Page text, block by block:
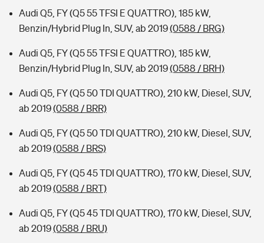
Audi Q5, FY (Q5 55 TFSI E QUATTRO), 185 kW,
Benzin/Hybrid Plug In, SUV, ab 2019(0588 / BRG)
Audi Q5, FY (Q5 55 TFSI E QUATTRO), 185 kW,
Benzin/Hybrid Plug In, SUV, ab 2019(0588 / BRH)
Audi Q5, FY (Q5 50 TDI QUATTRO), 210 kW, Diesel, SUV,
ab 2019(0588 / BRR)
Audi Q5, FY (Q5 50 TDI QUATTRO), 210 kW, Diesel, SUV,
ab 2019(0588 / BRS)
Audi Q5, FY (Q5 45 TDI QUATTRO), 170 kW, Diesel, SUV,
ab 2019(0588 / BRT)
Audi Q5, FY (Q5 45 TDI QUATTRO), 170 kW, Diesel, SUV,
ab 2019(0588 / BRU)